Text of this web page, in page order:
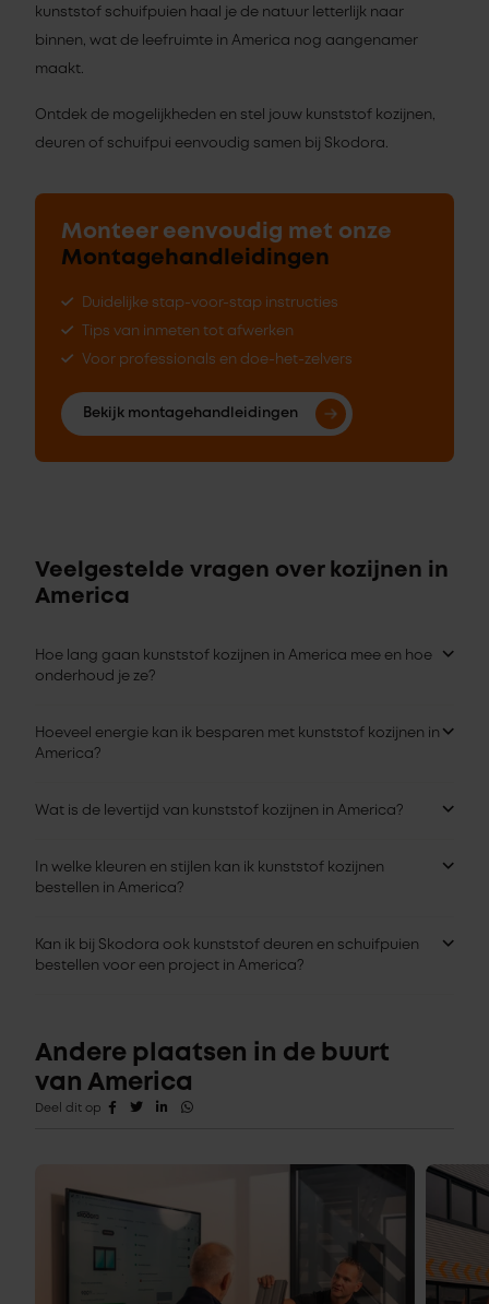
kunststof schuifpuien haal je de natuur letterlijk naar
binnen, wat de leefruimte in America nog aangenamer
maakt.
Ontdek de mogelijkheden en stel jouw kunststof kozijnen,
deuren of schuifpui eenvoudig samen bij Skodora.
Monteer eenvoudig met onze
Montagehandleidingen
Duidelijke stap-voor-stap instructies
Tips van inmeten tot afwerken
Voor professionals en doe-het-zelvers
Bekijk montagehandleidingen
Veelgestelde vragen over kozijnen in
America
Hoe lang gaan kunststof kozijnen in America mee en hoe
onderhoud je ze?
Hoeveel energie kan ik besparen met kunststof kozijnen in
America?
Wat is de levertijd van kunststof kozijnen in America?
In welke kleuren en stijlen kan ik kunststof kozijnen
bestellen in America?
Kan ik bij Skodora ook kunststof deuren en schuifpuien
bestellen voor een project in America?
Andere plaatsen in de buurt
van America
Deel dit op